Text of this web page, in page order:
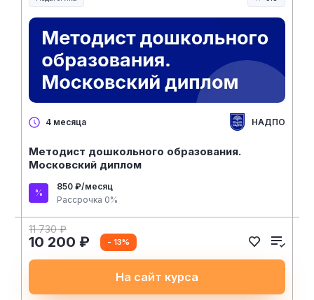
Образование и педагогика
4 месяца НАДПО
Методист дошкольного образования.
Московский диплом
850 ₽/месяц
Рассрочка 0%
11 730 ₽
10 200 ₽ - 13%
На сайт курса